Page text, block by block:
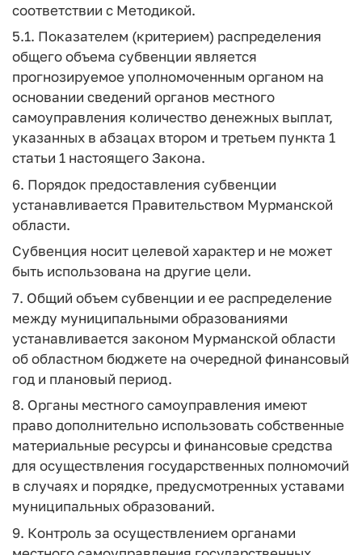
соответствии с Методикой.
5.1. Показателем (критерием) распределения
общего объема субвенции является
прогнозируемое уполномоченным органом на
основании сведений органов местного
самоуправления количество денежных выплат,
указанных в абзацах втором и третьем пункта 1
статьи 1 настоящего Закона.
6. Порядок предоставления субвенции
устанавливается Правительством Мурманской
области.
Субвенция носит целевой характер и не может
быть использована на другие цели.
7. Общий объем субвенции и ее распределение
между муниципальными образованиями
устанавливается законом Мурманской области
об областном бюджете на очередной финансовый
год и плановый период.
8. Органы местного самоуправления имеют
право дополнительно использовать собственные
материальные ресурсы и финансовые средства
для осуществления государственных полномочий
в случаях и порядке, предусмотренных уставами
муниципальных образований.
9. Контроль за осуществлением органами